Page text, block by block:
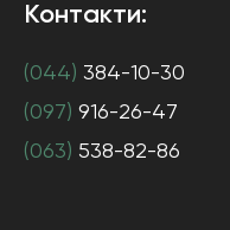
Контакти:
(044) 384-10-30
(097) 916-26-47
(063) 538-82-86